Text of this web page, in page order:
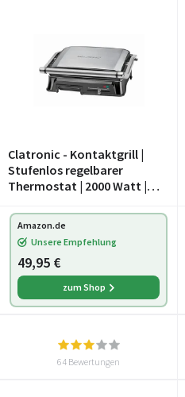
Clatronic - Kontaktgrill |
Stufenlos regelbarer
Thermostat | 2000 Watt |
ca. 29,5 x 23,5 cm |
Barbecue |
Edelstahlgehäuse | KG 357
Amazon.de
Unsere Empfehlung
49,95 €
zum Shop
64 Bewertungen